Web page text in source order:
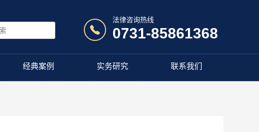
经典案例 实务研究 联系我们
0731-85861368
法律咨询热线